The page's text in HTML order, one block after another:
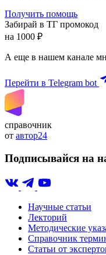
Получить помощь
Забирай в ТГ промокод
на 1000 ₽
А еще в нашем канале
Перейти в Telegram bot
справочник
от автор24
Подписывайся на
Научные статьи
Лекторий
Методические
Справочник
Статьи от